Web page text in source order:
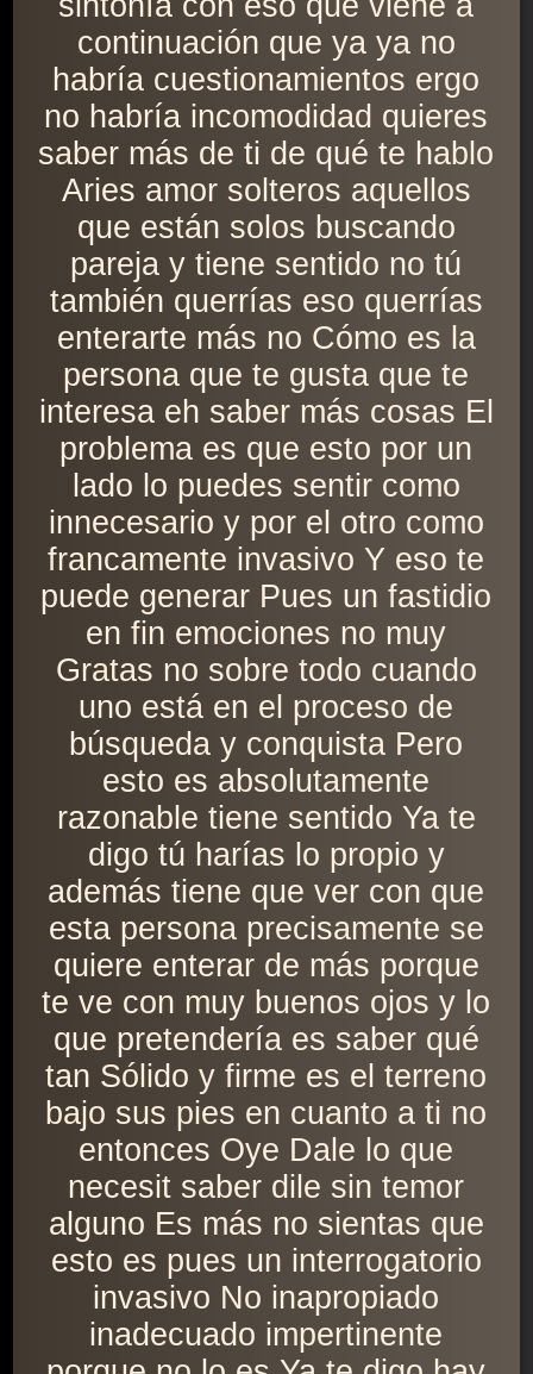
continuación que ya ya no
habría cuestionamientos ergo
no habría incomodidad quieres
saber más de ti de qué te hablo
Aries amor solteros aquellos
que están solos buscando
pareja y tiene sentido no tú
también querrías eso querrías
enterarte más no Cómo es la
persona que te gusta que te
interesa eh saber más cosas El
problema es que esto por un
lado lo puedes sentir como
innecesario y por el otro como
francamente invasivo Y eso te
puede generar Pues un fastidio
en fin emociones no muy
Gratas no sobre todo cuando
uno está en el proceso de
búsqueda y conquista Pero
esto es absolutamente
razonable tiene sentido Ya te
digo tú harías lo propio y
además tiene que ver con que
esta persona precisamente se
quiere enterar de más porque
te ve con muy buenos ojos y lo
que pretendería es saber qué
tan Sólido y firme es el terreno
bajo sus pies en cuanto a ti no
entonces Oye Dale lo que
necesit saber dile sin temor
alguno Es más no sientas que
esto es pues un interrogatorio
invasivo No inapropiado
inadecuado impertinente